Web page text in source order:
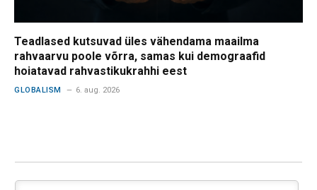
Teadlased kutsuvad üles vähendama maailma
rahvaarvu poole võrra, samas kui demograafid
hoiatavad rahvastikukrahhi eest
GLOBALISM 6. aug. 2026